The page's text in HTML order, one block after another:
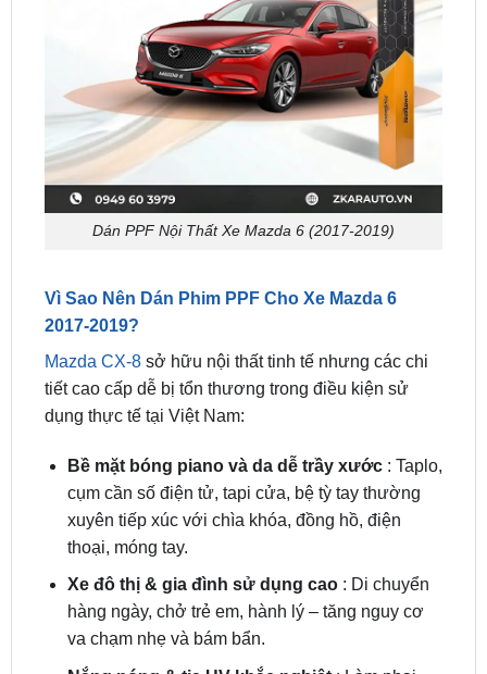
Dán PPF Nội Thất Xe Mazda 6 (2017-2019)
Vì Sao Nên Dán Phim PPF Cho Xe Mazda 6
Mazda CX-8 sở hữu nội thất tinh tế nhưng các chi
tiết cao cấp dễ bị tổn thương trong điều kiện sử
dụng thực tế tại Việt Nam:
Bề mặt bóng piano và da dễ trầy xước
xuyên tiếp xúc với chìa khóa, đồng hồ, điện
thoại, móng tay.
Xe đô thị & gia đình sử dụng cao: Di chuyển
hàng ngày, chở trẻ em, hành lý – tăng nguy cơ
va chạm nhẹ và bám bẩn.
Nắng nóng & tia UV khắc nghiệt: Làm phai
màu, ố vàng nội thất dù xe có kính cách nhiệt.